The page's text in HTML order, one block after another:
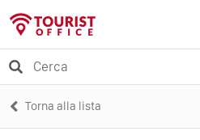
Torna alla lista